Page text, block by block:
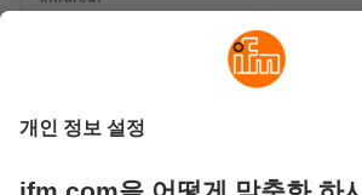
O2 비전 센서에 대한 FAQ